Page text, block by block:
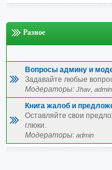
Разное
Вопросы админу и
Задавайте любые
Модераторы: Jhav, admin
Книга жалоб и
Оставляйте свои
глюки.
Модераторы: admin